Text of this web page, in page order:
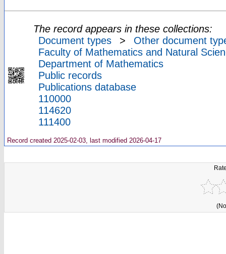
The record appears in these collections:
Document types
>
Other document
Faculty of Mathematics and Natural
Department of Mathematics
Public records
Publications database
110000
114620
111400
Record created 2025-02-03, last modified 2026-04-17